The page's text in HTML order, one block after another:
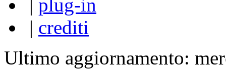
| plug-in
| crediti
Ultimo aggiornamento: